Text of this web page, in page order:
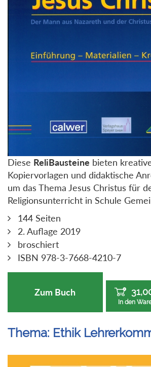
Diese ReliBausteine bieten
Kopiervorlagen und didaktische
um das Thema Jesus Christus für
Religionsunterricht in Schule
144 Seiten
2. Auflage 2019
broschiert
ISBN 978-3-7668-4210-7
Zum Buch
In den
Thema: Ethik